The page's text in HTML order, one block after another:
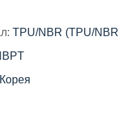
TPU/NBR (TPU/
Корея